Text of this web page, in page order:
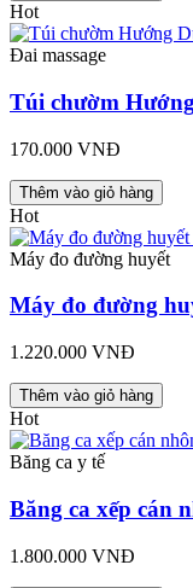
Hot
Đai massage
Túi chườm
170.000 VNĐ
Thêm vào giỏ hàng
Hot
Máy đo đường huyết
Máy đo đường
1.220.000 VNĐ
Thêm vào giỏ hàng
Hot
Băng ca y tế
Băng ca xếp cán
1.800.000 VNĐ